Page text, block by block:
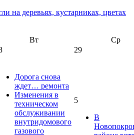
на деревьях, кустарниках, цветах
Вт
Ср
29
Дорога снова
ждет… ремонта
Изменения в
техническом
обслуживании
внутридомового
газового
5
В